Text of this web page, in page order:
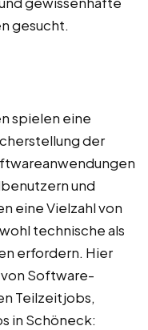
gesucht.
spielen eine
der
und
eine Vielzahl von
technische als
erfordern. Hier
Software-
Teilzeitjobs,
in Schöneck: